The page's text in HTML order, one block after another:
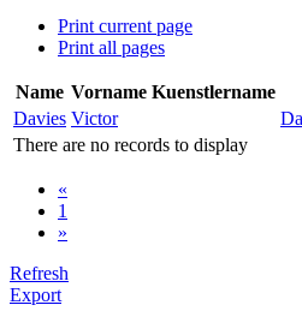
Print current page
Print all pages
Name Vorname Kuenstlername
Davies Victor
There are no records to display
«
1
»
Refresh
Export